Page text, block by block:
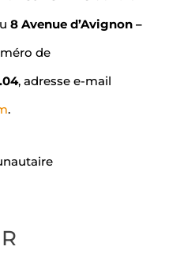
8 Avenue d’Avignon –
de
, adresse e-mail
.